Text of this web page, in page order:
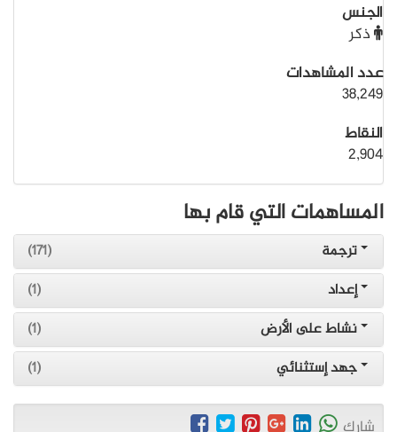
الجنس
ذكر
عدد المشاهدات
38,249
النقاط
2,904
المساهمات التي قام بها
ترجمة
(171)
إعداد
(1)
نشاط على الأرض
(1)
جهد إستثنائي
(1)